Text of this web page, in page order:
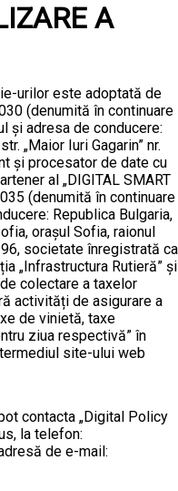
A
urilor este adoptată de
(denumită în continuare
și adresa de conducere:
„Maior Iuri Gagarin” nr.
și procesator de date cu
al „DIGITAL SMART
(denumită în continuare
Republica Bulgaria,
orașul Sofia, raionul
96, societate înregistrată ca
„Infrastructura Rutieră” și
colectare a taxelor
activități de asigurare a
de vinietă, taxe
ziua respectivă” în
site-ului web
contacta „Digital Policy
la telefon:
de e-mail: